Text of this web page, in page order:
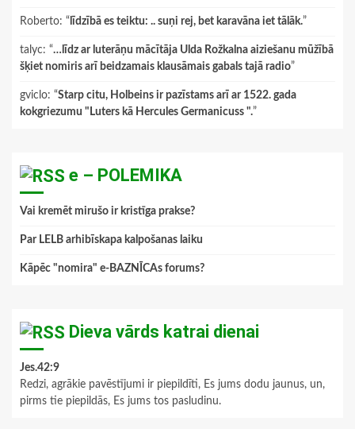
Roberto: “ līdzībā es teiktu: .. suņi rej, bet karavāna iet tālāk.”
talyc: “…līdz ar luterāņu mācītāja Ulda Rožkalna aiziešanu mūžībā
šķiet nomiris arī beidzamais klausāmais gabals tajā radio”
gviclo: “Starp citu, Holbeins ir pazīstams arī ar 1522. gada
kokgriezumu "Luters kā Hercules Germanicuss ".”
e – POLEMIKA
Vai kremēt mirušo ir kristīga prakse?
Par LELB arhibīskapa kalpošanas laiku
Kāpēc "nomira" e-BAZNĪCAs forums?
Dieva vārds katrai dienai
Jes.42:9
Redzi, agrākie pavēstījumi ir piepildīti, Es jums dodu jaunus, un,
pirms tie piepildās, Es jums tos pasludinu.